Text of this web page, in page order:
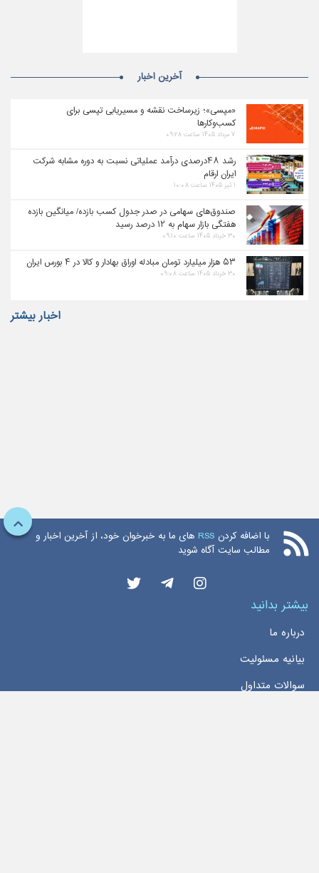
آخرین اخبار
«مپسی»؛ زیرساخت نقشه و مسیریابی تپسی برای
کسب‌وکارها
۷ مرداد ۱۴۰۵ ساعت ۰۹:۲۸
رشد ۴۸درصدی درآمد عملیاتی نسبت به دوره مشابه شرکت
ایران ارقام
۱ تیر ۱۴۰۵ ساعت ۱۰:۰۸
صندوق‌های سهامی در صدر جدول کسب بازده/ میانگین بازده
هفتگی بازار سهام به ۱۲ درصد رسید
۳۰ خرداد ۱۴۰۵ ساعت ۰۹:۱۰
۵۳ هزار میلیارد تومان مبادله اوراق بهادار و کالا در ۴ بورس ایران
۳۰ خرداد ۱۴۰۵ ساعت ۰۹:۰۸
اخبار بیشتر
با اضافه کردن RSS های ما به خبرخوان خود، از آخرین اخبار و
مطالب سایت آگاه شوید
بیشتر بدانید
درباره ما
بیانیه مسئولیت
سوالات متداول